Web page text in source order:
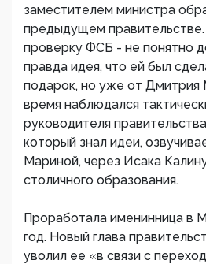
заместителем министра
предыдущем
проверку ФСБ - не понятно
правда идея, что ей был
подарок, но уже от Дмитрия
время наблюдался
руководителя
который знал идеи,
Мариной, через Исака
столичного образования.
Проработала именинница в
год. Новый глава
уволил ее «в связи с